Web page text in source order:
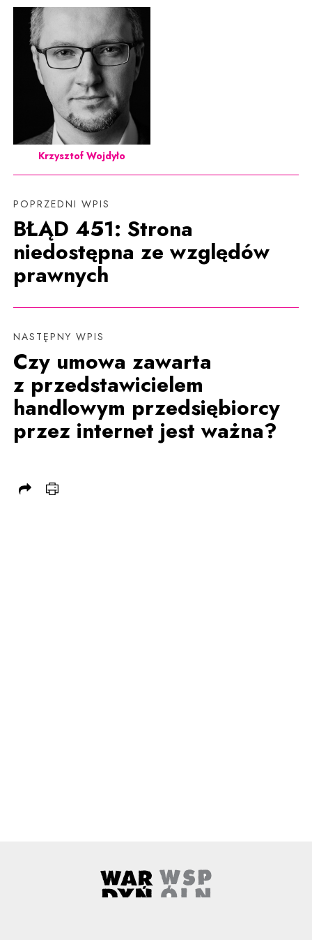
Krzysztof Wojdyło
POPRZEDNI WPIS
BŁĄD 451: Strona
niedostępna ze względów
prawnych
NASTĘPNY WPIS
Czy umowa zawarta
z przedstawicielem
handlowym przedsiębiorcy
przez internet jest ważna?
Wardyński i Wspólnicy